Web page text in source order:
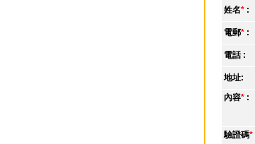
姓名* :
電郵* :
電話 :
地址:
內容* :
驗證碼*